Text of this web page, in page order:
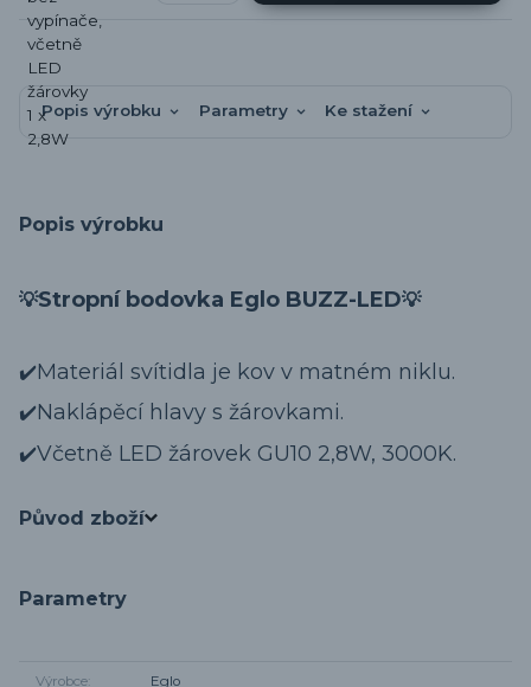
Popis výrobku Parametry Ke stažení
Popis výrobku
💡Stropní bodovka Eglo BUZZ-LED💡
✔️Materiál svítidla je kov v matném niklu.
✔️Naklápěcí hlavy s žárovkami.
✔️Včetně LED žárovek GU10 2,8W, 3000K.
Původ zboží
Parametry
Výrobce Eglo